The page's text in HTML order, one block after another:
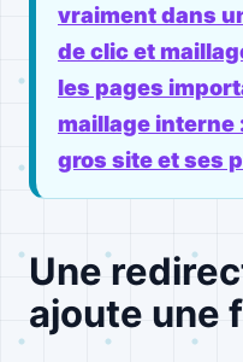
vraiment dans
de clic et
les pages
maillage interne
gros site et ses
Une
ajoute une